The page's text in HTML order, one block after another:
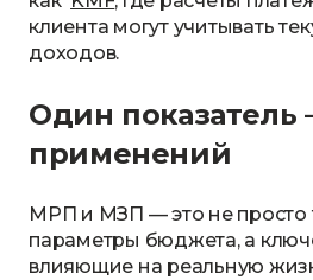
клиента могут учитывать
доходов.
Один показатель
применений
МРП и МЗП — это не просто
параметры бюджета, а
влияющие на реальную